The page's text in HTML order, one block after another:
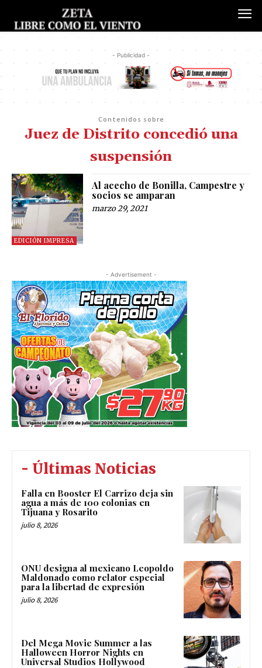
- Publicidad -
Contenidos sobre
Juez de Distrito concedió una
suspensión
EDICIÓN IMPRESA
Al acecho de Bonilla, Campestre y
socios se amparan
marzo 29, 2021
- Advertisement -
- Últimas Noticias
Falla en Booster El Carrizo deja sin
agua a más de 100 colonias en
Tijuana y Rosarito
julio 8, 2026
ONU designa al mexicano Leopoldo
Maldonado como relator especial
para la libertad de expresión
julio 8, 2026
Del Mega Movie Summer a las
Halloween Horror Nights en
Universal Studios Hollywood